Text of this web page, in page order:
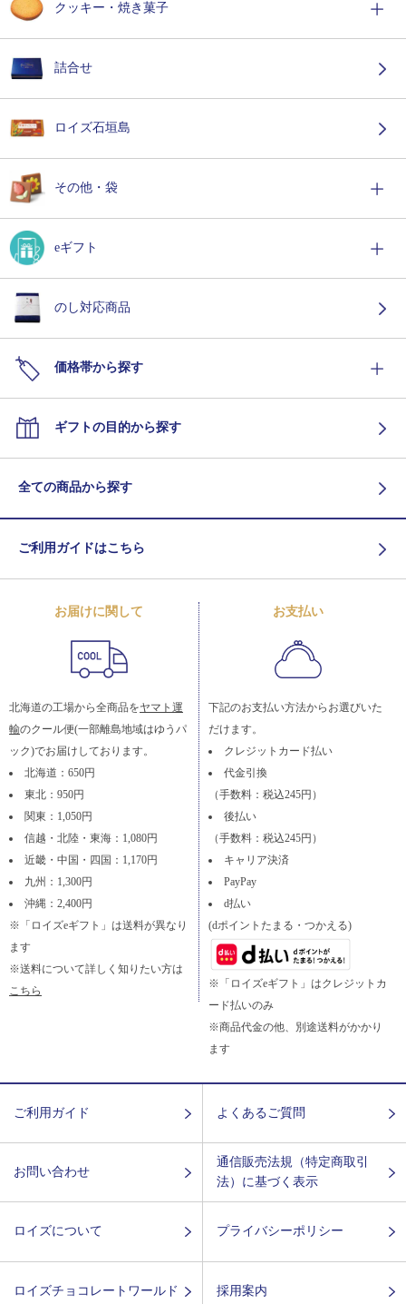
クッキー・焼き菓子
詰合せ
ロイズ石垣島
その他・袋
eギフト
のし対応商品
価格帯から探す
ギフトの目的から探す
全ての商品から探す
ご利用ガイドはこちら
お届けに関して
北海道の工場から全商品をヤマト運
輸のクール便(一部離島地域はゆうパ
ック)でお届けしております。
北海道：650円
東北：950円
関東：1,050円
信越・北陸・東海：1,080円
近畿・中国・四国：1,170円
九州：1,300円
沖縄：2,400円
※「ロイズeギフト」は送料が異なり
ます
※送料について詳しく知りたい方は
こちら
お支払い
下記のお支払い方法からお選びいた
だけます。
クレジットカード払い
代金引換
（手数料：税込245円）
後払い
（手数料：税込245円）
キャリア決済
PayPay
d払い
(dポイントたまる・つかえる)
※「ロイズeギフト」はクレジットカ
ード払いのみ
※商品代金の他、別途送料がかかり
ます
ご利用ガイド よくあるご質問
お問い合わせ
通信販売法規（特定商取引
法）に基づく表示
ロイズについて プライバシーポリシー
ロイズチョコレートワールド 採用案内